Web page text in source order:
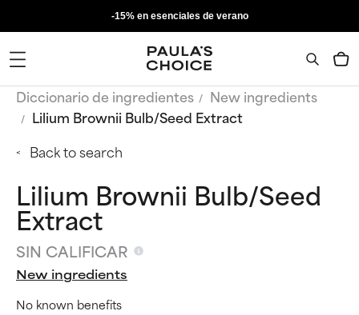
-15% en esenciales de verano
Diccionario de ingredientes
New ingredients
Lilium Brownii Bulb/Seed Extract
Back to search
Lilium Brownii Bulb/Seed
Extract
SIN CALIFICAR
New ingredients
No known benefits